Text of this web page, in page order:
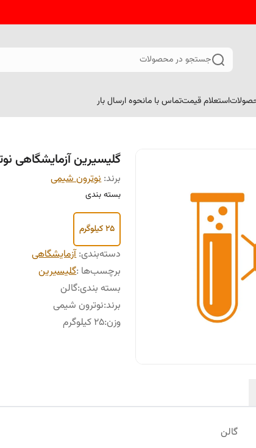
جستجو در محصولات
استعلام قیمتتماس با مانحوه ارسال بار
گلیسیرین آزمایشگاهی
برند:نوترون شیمی
بسته بندی
25 کیلوگرم
دسته‌بندی:آزمایشگاهی
برچسب‌ها :گلیسیرین
بسته بندی:گالن
برند:نوترون شیمی
وزن:25 کیلوگرم
گالن